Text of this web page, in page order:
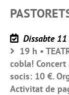
Dissabte 11
19 h •
cobla! Concert
socis: 10 €.
Activitat de